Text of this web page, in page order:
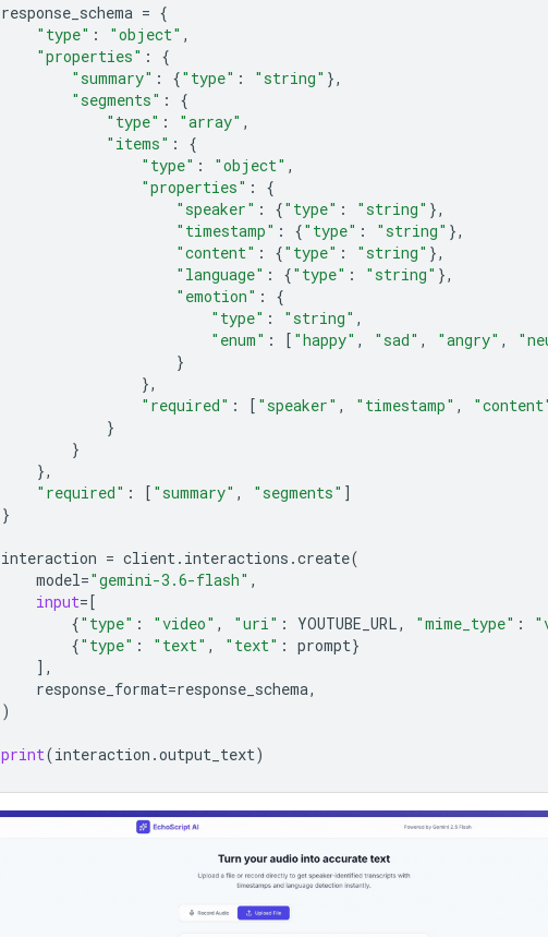
response_schema = {
"type" : "object" ,
"properties" :
{
"summary" : {"type" : "string" },
"segments" :
{
"type" : "array" ,
"items" :
{
"type" : "object" ,
"properties" :
{
"speaker" : {"type" : "string" },
"timestamp" : {"type" : "string" },
"content" : {"type" : "string" },
"language" : {"type" : "string" },
"emotion" :
{
"type" : "string" ,
"enum" : [ "happy" , "sad" , "angry" ,
}
},
"required" : [ "speaker" , "timestamp" ,
}
}
},
"required" : [ "summary" , "segments" ]
}
interaction = client. interactions .create(
model="gemini-3.6-flash" ,
input=[
{"type" : "video" , "uri" : YOUTUBE_URL, "mime_type" :
{"type" : "text" , "text" : prompt}
],
response_format=response_schema,
)
print(interaction .output_text)